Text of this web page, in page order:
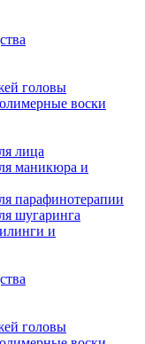
головы
воски
лица
маникюра и
парафинотерапии
шугаринга
и
головы